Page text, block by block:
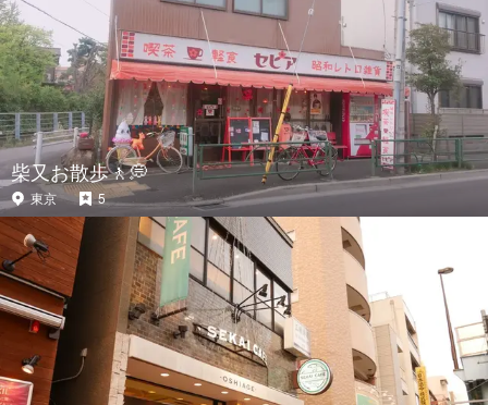
柴又お散歩🚶💭
東京 5